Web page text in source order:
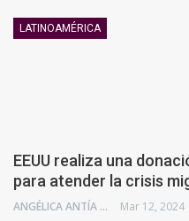
LATINOAMÉRICA
EEUU realiza una
para atender la crisis
ANGÉLICA ANTÍA AZUAJE Mar 12, 2024